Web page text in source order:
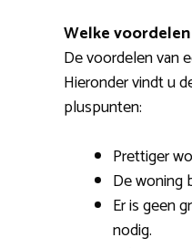
Welke
De voordelen van
Hieronder vindt u
pluspunten:
Prettiger
De woning
Er is geen
nodig.